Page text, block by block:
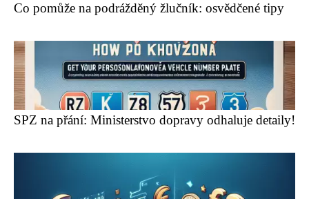
Co pomůže na podrážděný žlučník: osvědčené tipy
SPZ na přání: Ministerstvo dopravy odhaluje detaily!